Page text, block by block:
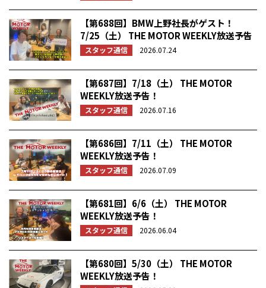
【第688回】BMW上野社長がゲスト！
7/25（土） THE MOTOR WEEKLY放送予告
スタッフ通信 2026.07.24
【第687回】7/18（土） THE MOTOR
WEEKLY放送予告！
スタッフ通信 2026.07.16
【第686回】7/11（土） THE MOTOR
WEEKLY放送予告！
スタッフ通信 2026.07.09
【第681回】6/6（土） THE MOTOR
WEEKLY放送予告！
スタッフ通信 2026.06.04
【第680回】5/30（土） THE MOTOR
WEEKLY放送予告！